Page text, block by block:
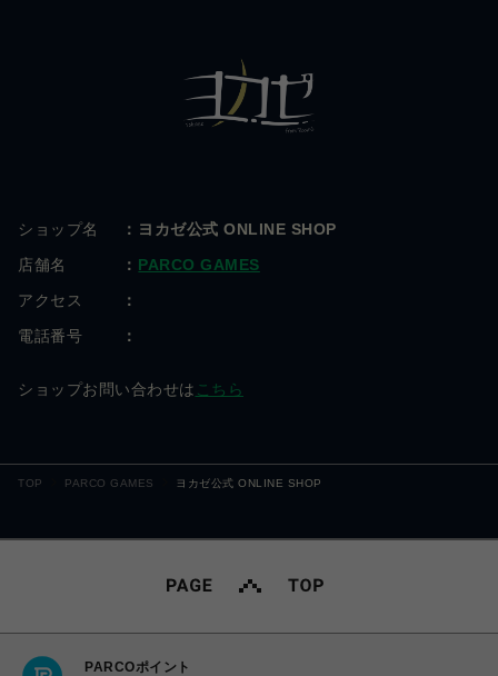
ショップ名
ヨカゼ公式 ONLINE SHOP
店舗名
PARCO GAMES
アクセス
電話番号
ショップお問い合わせは こちら
TOP PARCO GAMES ヨカゼ公式 ONLINE SHOP
PARCOポイント